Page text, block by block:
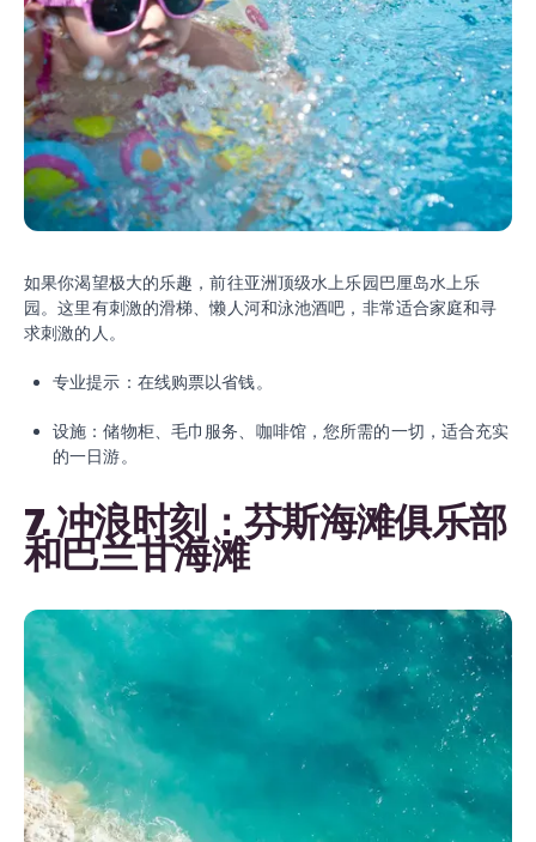
如果你渴望极大的乐趣，前往亚洲顶级水上乐园巴厘岛水上乐
园。这里有刺激的滑梯、懒人河和泳池酒吧，非常适合家庭和寻
求刺激的人。
专业提示：在线购票以省钱。
设施：储物柜、毛巾服务、咖啡馆，您所需的一切，适合充实
的一日游。
7. 冲浪时刻：芬斯海滩俱乐部
和巴兰甘海滩